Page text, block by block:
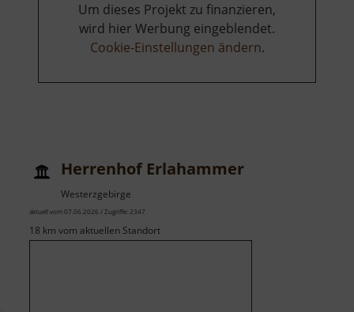
Um dieses Projekt zu finanzieren,
wird hier Werbung eingeblendet.
Cookie-Einstellungen ändern.
Herrenhof Erlahammer
Westerzgebirge
aktuell vom 07.06.2026 / Zugriffe: 2347
18 km vom aktuellen Standort